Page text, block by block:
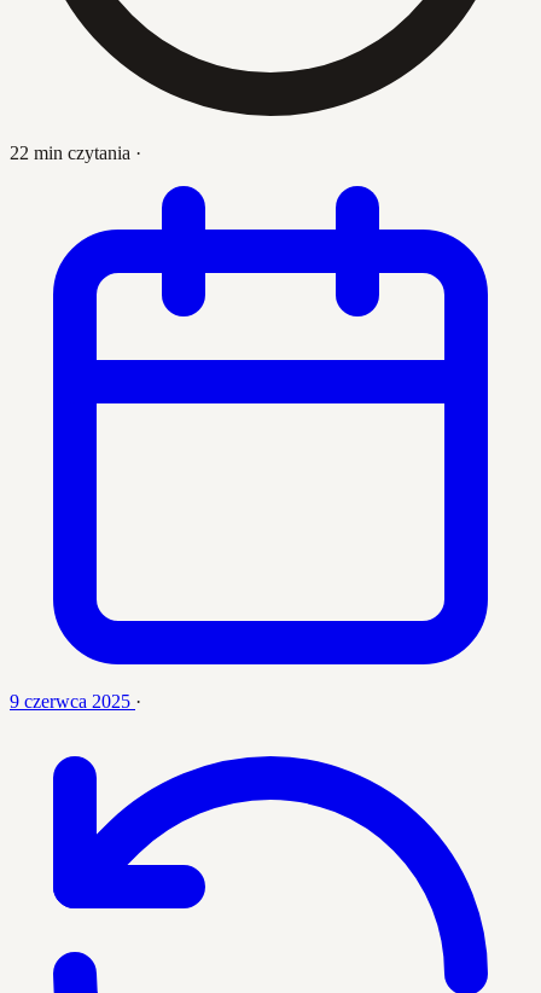
22 min czytania ·
9 czerwca 2025 ·